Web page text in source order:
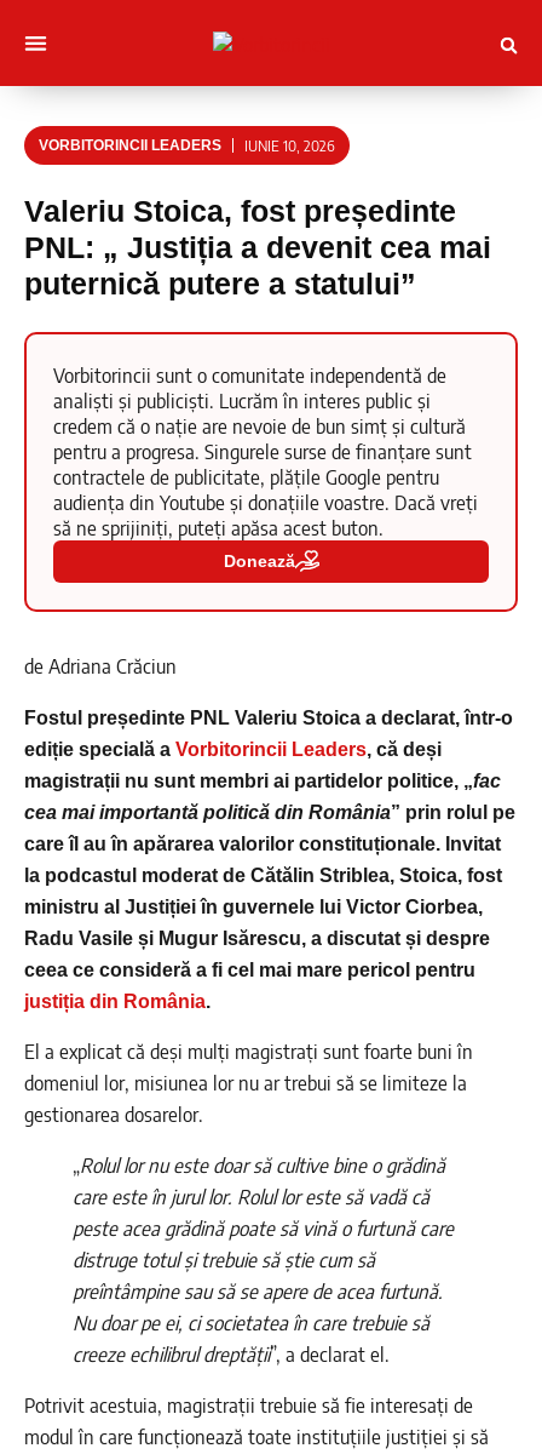
VORBITORINCII LEADERS IUNIE 10, 2026
Valeriu Stoica, fost președinte
PNL: „ Justiția a devenit cea mai
puternică putere a statului”
Vorbitorincii sunt o comunitate independentă de
analiști și publiciști. Lucrăm în interes public și
credem că o nație are nevoie de bun simț și cultură
pentru a progresa. Singurele surse de finanțare sunt
contractele de publicitate, plățile Google pentru
audiența din Youtube și donațiile voastre. Dacă vreți
să ne sprijiniți, puteți apăsa acest buton.
Donează
de Adriana Crăciun
Fostul președinte PNL Valeriu Stoica a declarat, într-o
ediție specială a Vorbitorincii Leaders, că deși
magistrații nu sunt membri ai partidelor politice, „fac
cea mai importantă politică din România” prin rolul pe
care îl au în apărarea valorilor constituționale. Invitat
la podcastul moderat de Cătălin Striblea, Stoica, fost
ministru al Justiției în guvernele lui Victor Ciorbea,
Radu Vasile și Mugur Isărescu, a discutat și despre
ceea ce consideră a fi cel mai mare pericol pentru
justiția din România.
El a explicat că deși mulți magistrați sunt foarte buni în
domeniul lor, misiunea lor nu ar trebui să se limiteze la
gestionarea dosarelor.
„Rolul lor nu este doar să cultive bine o grădină
care este în jurul lor. Rolul lor este să vadă că
peste acea grădină poate să vină o furtună care
distruge totul și trebuie să știe cum să
preîntâmpine sau să se apere de acea furtună.
Nu doar pe ei, ci societatea în care trebuie să
creeze echilibrul dreptății”, a declarat el.
Potrivit acestuia, magistrații trebuie să fie interesați de
modul în care funcționează toate instituțiile justiției și să